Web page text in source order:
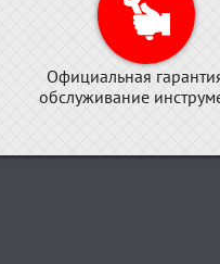
Официальная
обслуживание